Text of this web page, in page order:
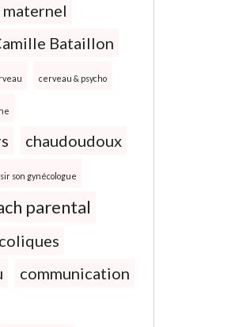
Bataillon
cerveau & psycho
chaudoudoux
son gynécologue
parental
coliques
communication